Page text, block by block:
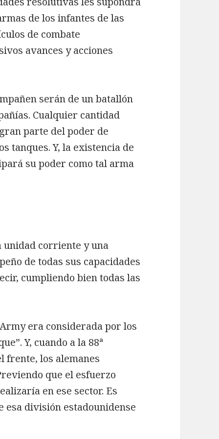
de los infantes de las
de combate
avances y acciones
serán de un batallón
Cualquier cantidad
parte del poder de
tanques. Y, la existencia de
su poder como tal arma
unidad corriente y una
de todas sus capacidades
cumpliendo bien todas las
era considerada por los
Y, cuando a la 88ª
frente, los alemanes
que el esfuerzo
en ese sector. Es
esa división estadounidense